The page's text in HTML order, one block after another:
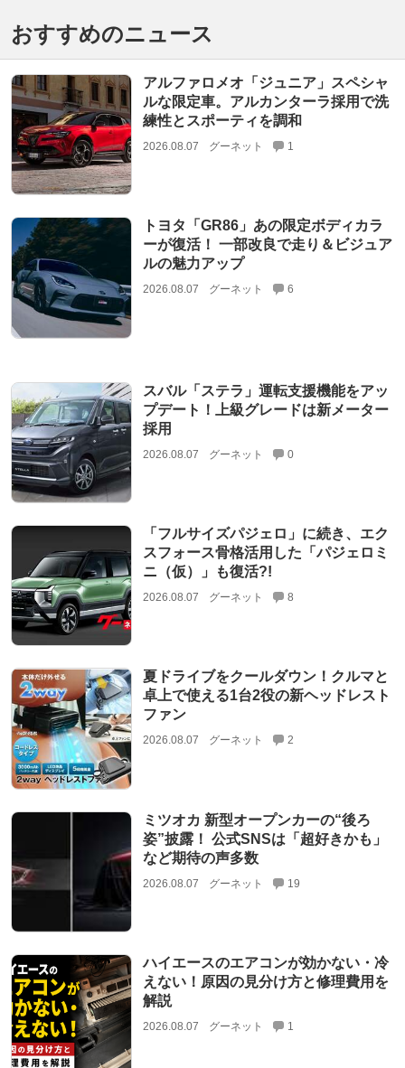
おすすめのニュース
アルファロメオ「ジュニア」スペシャ
ルな限定車。アルカンターラ採用で洗
練性とスポーティを調和
2026.08.07 グーネット 1
トヨタ「GR86」あの限定ボディカラ
ーが復活！ 一部改良で走り＆ビジュア
ルの魅力アップ
2026.08.07 グーネット 6
スバル「ステラ」運転支援機能をアッ
プデート！上級グレードは新メーター
採用
2026.08.07 グーネット 0
「フルサイズパジェロ」に続き、エク
スフォース骨格活用した「パジェロミ
ニ（仮）」も復活?!
2026.08.07 グーネット 8
夏ドライブをクールダウン！クルマと
卓上で使える1台2役の新ヘッドレスト
ファン
2026.08.07 グーネット 2
ミツオカ 新型オープンカーの“後ろ
姿”披露！ 公式SNSは「超好きかも」
など期待の声多数
2026.08.07 グーネット 19
ハイエースのエアコンが効かない・冷
えない！原因の見分け方と修理費用を
解説
2026.08.07 グーネット 1